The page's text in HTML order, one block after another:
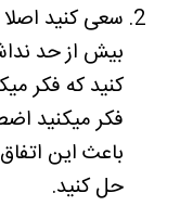
سعی کنید
بیش از حد
کنید که فکر
فکر میکنید
باعث این
حل کنید.